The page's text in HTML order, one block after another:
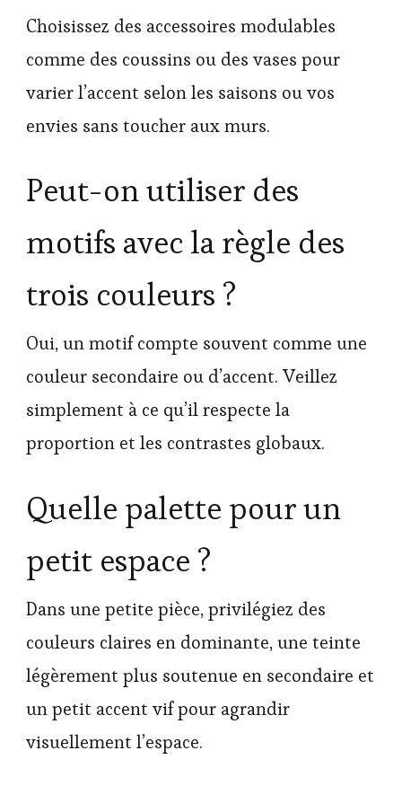
Choisissez des accessoires modulables
comme des coussins ou des vases pour
varier l’accent selon les saisons ou vos
envies sans toucher aux murs.
Peut-on utiliser des
motifs avec la règle des
trois couleurs ?
Oui, un motif compte souvent comme une
couleur secondaire ou d’accent. Veillez
simplement à ce qu’il respecte la
proportion et les contrastes globaux.
Quelle palette pour un
petit espace ?
Dans une petite pièce, privilégiez des
couleurs claires en dominante, une teinte
légèrement plus soutenue en secondaire et
un petit accent vif pour agrandir
visuellement l’espace.